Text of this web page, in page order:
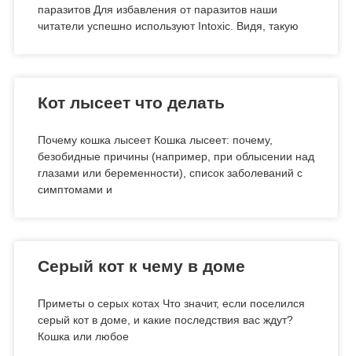
паразитов Для избавления от паразитов наши
читатели успешно используют Intoxic. Видя, такую
Кот лысеет что делать
Почему кошка лысеет Кошка лысеет: почему,
безобидные причины (например, при облысении над
глазами или беременности), список заболеваний с
симптомами и
Серый кот к чему в доме
Приметы о серых котах Что значит, если поселился
серый кот в доме, и какие последствия вас ждут?
Кошка или любое